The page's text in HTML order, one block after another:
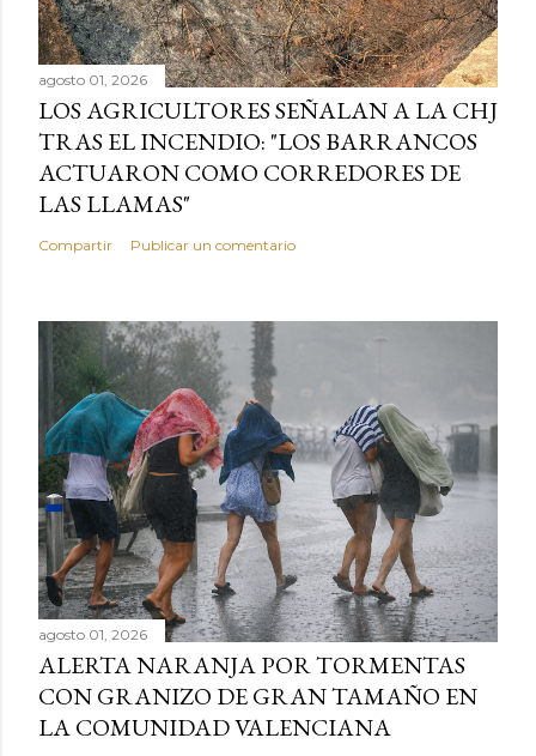
agosto 01, 2026
LOS AGRICULTORES SEÑALAN A LA CHJ
TRAS EL INCENDIO: "LOS BARRANCOS
ACTUARON COMO CORREDORES DE
LAS LLAMAS"
Compartir Publicar un comentario
agosto 01, 2026
ALERTA NARANJA POR TORMENTAS
CON GRANIZO DE GRAN TAMAÑO EN
LA COMUNIDAD VALENCIANA